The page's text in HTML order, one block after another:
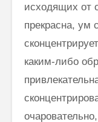
исходящих от
прекрасна, ум
каким-либо